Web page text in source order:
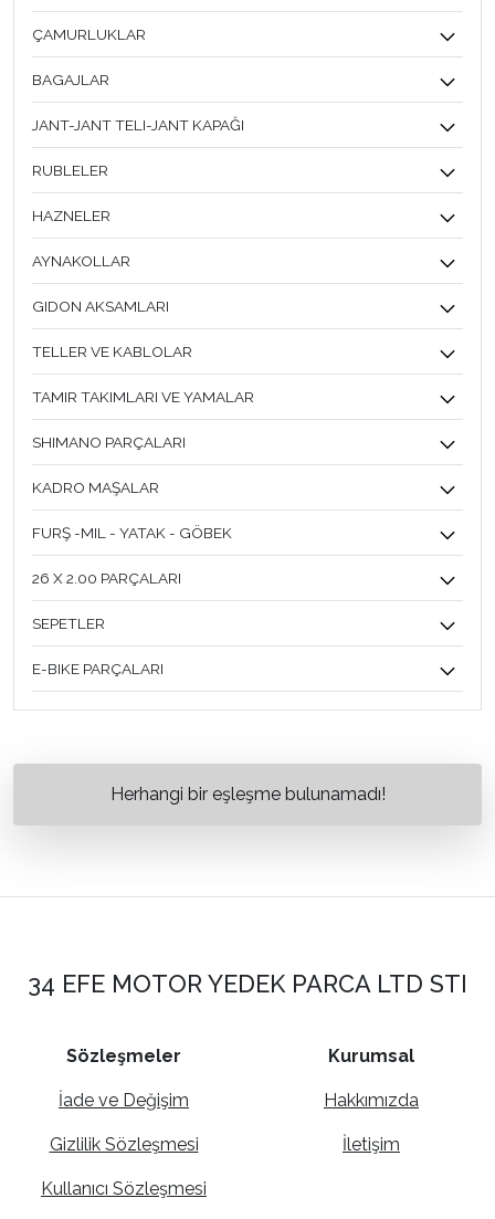
ÇAMURLUKLAR
BAGAJLAR
JANT-JANT TELI-JANT KAPAĞI
RUBLELER
HAZNELER
AYNAKOLLAR
GIDON AKSAMLARI
TELLER VE KABLOLAR
TAMIR TAKIMLARI VE YAMALAR
SHIMANO PARÇALARI
KADRO MAŞALAR
FURŞ -MIL - YATAK - GÖBEK
26 X 2.00 PARÇALARI
SEPETLER
E-BIKE PARÇALARI
Herhangi bir eşleşme bulunamadı!
34 EFE MOTOR YEDEK PARCA LTD STI
Sözleşmeler
İade ve Değişim
Gizlilik Sözleşmesi
Kullanıcı Sözleşmesi
Kurumsal
Hakkımızda
İletişim